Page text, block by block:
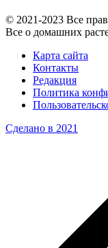
© 2021-2023 Все
Все о домашних
Карта сайта
Контакты
Редакция
Политика
Сделано в 2021